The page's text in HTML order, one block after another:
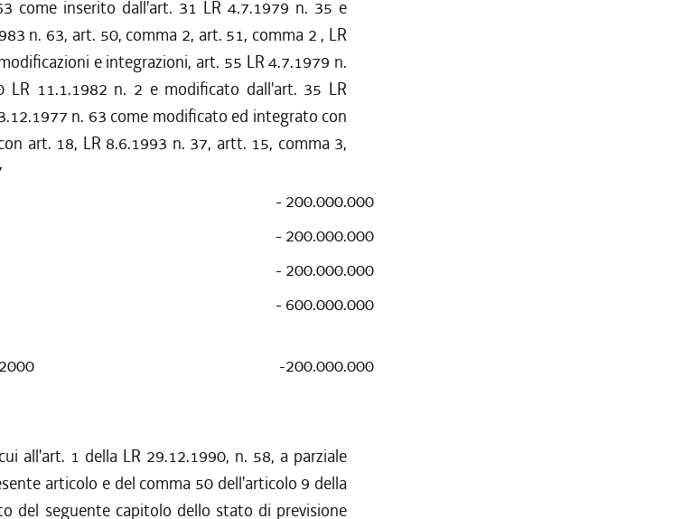
come inserito dall'art. 31 LR 4.7.1979 n. 35 e
n. 63, art. 50, comma 2, art. 51, comma 2 , LR
e integrazioni, art. 55 LR 4.7.1979 n.
11.1.1982 n. 2 e modificato dall'art. 35 LR
n. 63 come modificato ed integrato con
art. 18, LR 8.6.1993 n. 37, artt. 15, comma 3,
- 200.000.000
- 200.000.000
- 200.000.000
- 600.000.000
-200.000.000
all'art. 1 della LR 29.12.1990, n. 58, a parziale
articolo e del comma 50 dell'articolo 9 della
del seguente capitolo dello stato di previsione